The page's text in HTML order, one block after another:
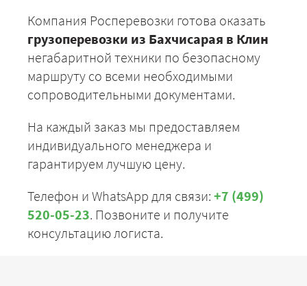
Компания Росперевозки готова оказать
грузоперевозки из Бахчисарая в Клин
негабаритной техники по безопасному
маршруту со всеми необходимыми
сопроводительными документами.
На каждый заказ мы предоставляем
индивидуального менеджера и
гарантируем лучшую цену.
Телефон и WhatsApp для связи: +7 (499)
520-05-23. Позвоните и получите
консультацию логиста.